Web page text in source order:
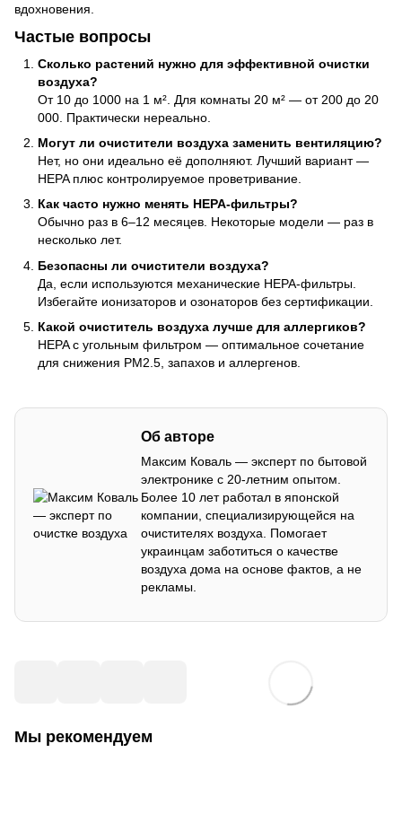
вдохновения.
Частые вопросы
Сколько растений нужно для эффективной очистки
воздуха?
От 10 до 1000 на 1 м². Для комнаты 20 м² — от 200 до 20
000. Практически нереально.
Могут ли очистители воздуха заменить вентиляцию?
Нет, но они идеально её дополняют. Лучший вариант —
HEPA плюс контролируемое проветривание.
Как часто нужно менять HEPA-фильтры?
Обычно раз в 6–12 месяцев. Некоторые модели — раз в
несколько лет.
Безопасны ли очистители воздуха?
Да, если используются механические HEPA-фильтры.
Избегайте ионизаторов и озонаторов без сертификации.
Какой очиститель воздуха лучше для аллергиков?
HEPA с угольным фильтром — оптимальное сочетание
для снижения PM2.5, запахов и аллергенов.
Об авторе
Максим Коваль — эксперт по бытовой
электронике с 20-летним опытом.
Более 10 лет работал в японской
компании, специализирующейся на
очистителях воздуха. Помогает
украинцам заботиться о качестве
воздуха дома на основе фактов, а не
рекламы.
Мы рекомендуем